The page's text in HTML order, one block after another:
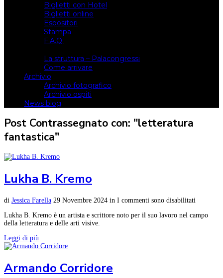
Biglietti con Hotel
Biglietti online
Espositori
Stampa
F.A.Q.
La struttura – Palacongressi
Come arrivare
Archivio
Archivio fotografico
Archivio ospiti
News blog
Post Contrassegnato con: "letteratura
fantastica"
Lukha B. Kremo
di Jessica Farella 29 Novembre 2024 in I commenti sono disabilitati
Lukha B. Kremo è un artista e scrittore noto per il suo lavoro nel campo
della letteratura e delle arti visive.
Leggi di più
Armando Corridore